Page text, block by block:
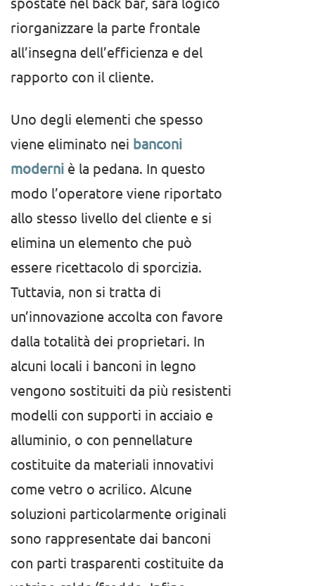
riorganizzare la parte frontale
all’insegna dell’efficienza e del
rapporto con il cliente.
Uno degli elementi che spesso
viene eliminato nei banconi
moderni è la pedana. In questo
modo l’operatore viene riportato
allo stesso livello del cliente e si
elimina un elemento che può
essere ricettacolo di sporcizia.
Tuttavia, non si tratta di
un’innovazione accolta con favore
dalla totalità dei proprietari. In
alcuni locali i banconi in legno
vengono sostituiti da più resistenti
modelli con supporti in acciaio e
alluminio, o con pennellature
costituite da materiali innovativi
come vetro o acrilico. Alcune
soluzioni particolarmente originali
sono rappresentate dai banconi
con parti trasparenti costituite da